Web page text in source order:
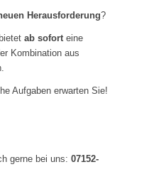
Herausforderung?
ab soforteine
Kombination aus
Aufgaben erwarten Sie!
gerne bei uns: 07152-